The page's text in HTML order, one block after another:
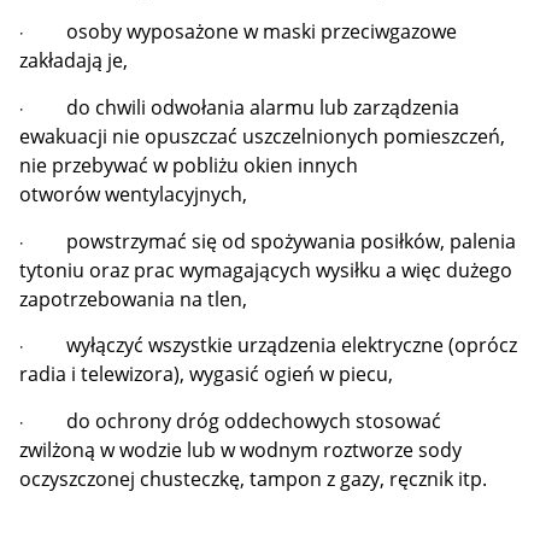
·
osoby wyposażone w maski przeciwgazowe
zakładają je,
·
do chwili odwołania alarmu lub zarządzenia
ewakuacji nie opuszczać uszczelnionych pomieszczeń,
nie przebywać w pobliżu okien innych
otworów wentylacyjnych,
·
powstrzymać się od spożywania posiłków, palenia
tytoniu oraz prac wymagających wysiłku a więc dużego
zapotrzebowania na tlen,
·
wyłączyć wszystkie urządzenia elektryczne (oprócz
radia i telewizora), wygasić ogień w piecu,
·
do ochrony dróg oddechowych stosować
zwilżoną w wodzie lub w wodnym roztworze sody
oczyszczonej chusteczkę, tampon z gazy, ręcznik itp.